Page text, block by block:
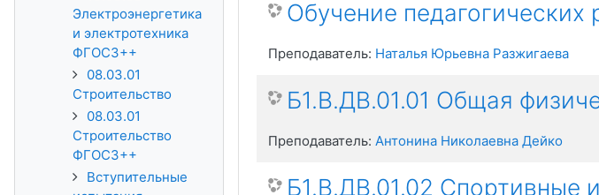
Обучение
Преподаватель: Наталья Юрьевна Разжигаева
Б1.В.ДВ.01.01 Общая
Преподаватель: Антонина Николаевна Дейко
Б1.В.ДВ.01.02 Спортивные
Электроэнергетика
и электротехника
ФГОС3++
08.03.01
Строительство
08.03.01
Строительство
ФГОС3++
Вступительные